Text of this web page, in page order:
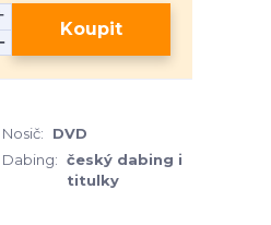
Koupit
Nosič:
DVD
Dabing: český dabing i
titulky